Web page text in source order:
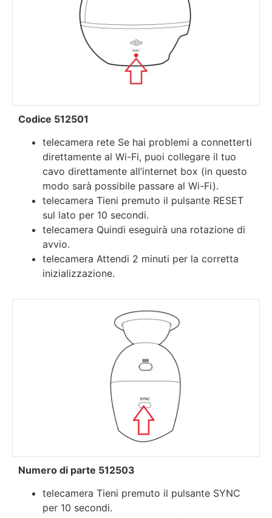
Codice 512501
telecamera rete Se hai problemi a connetterti
direttamente al Wi-Fi, puoi collegare il tuo
cavo direttamente all’internet box (in questo
modo sarà possibile passare al Wi-Fi).
telecamera Tieni premuto il pulsante RESET
sul lato per 10 secondi.
telecamera Quindi eseguirà una rotazione di
avvio.
telecamera Attendi 2 minuti per la corretta
inizializzazione.
Numero di parte 512503
telecamera Tieni premuto il pulsante SYNC
per 10 secondi.